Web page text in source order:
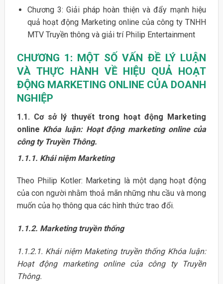
Chương 3: Giải pháp hoàn thiện và đẩy mạnh hiệu
quả hoạt động Marketing online của công ty TNHH
MTV Truyền thông và giải trí Philip Entertainment
CHƯƠNG 1: MỘT SỐ VẤN ĐỀ LÝ LUẬN
VÀ THỰC HÀNH VỀ HIỆU QUẢ HOẠT
ĐỘNG MARKETING ONLINE CỦA DOANH
NGHIỆP
1.1. Cơ sở lý thuyết trong hoạt động Marketing
online Khóa luận: Hoạt động marketing online của
công ty Truyền Thông.
1.1.1. Khái niệm Marketing
Theo Philip Kotler: Marketing là một dạng hoạt động
của con người nhằm thoả mãn những nhu cầu và mong
muốn của họ thông qua các hình thức trao đổi.
1.1.2. Marketing truyền thống
1.1.2.1. Khái niệm Maketing truyền thống Khóa luận:
Hoạt động marketing online của công ty Truyền
Thông.